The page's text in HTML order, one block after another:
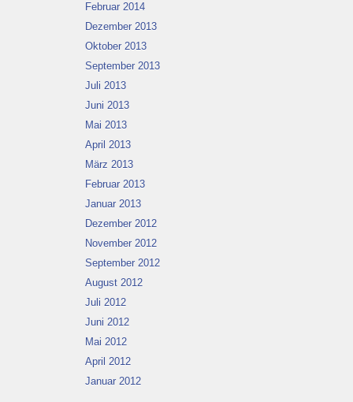
Februar 2014
Dezember 2013
Oktober 2013
September 2013
Juli 2013
Juni 2013
Mai 2013
April 2013
März 2013
Februar 2013
Januar 2013
Dezember 2012
November 2012
September 2012
August 2012
Juli 2012
Juni 2012
Mai 2012
April 2012
Januar 2012